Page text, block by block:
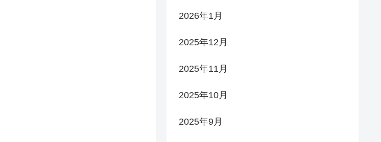
2026年1月
2025年12月
2025年11月
2025年10月
2025年9月